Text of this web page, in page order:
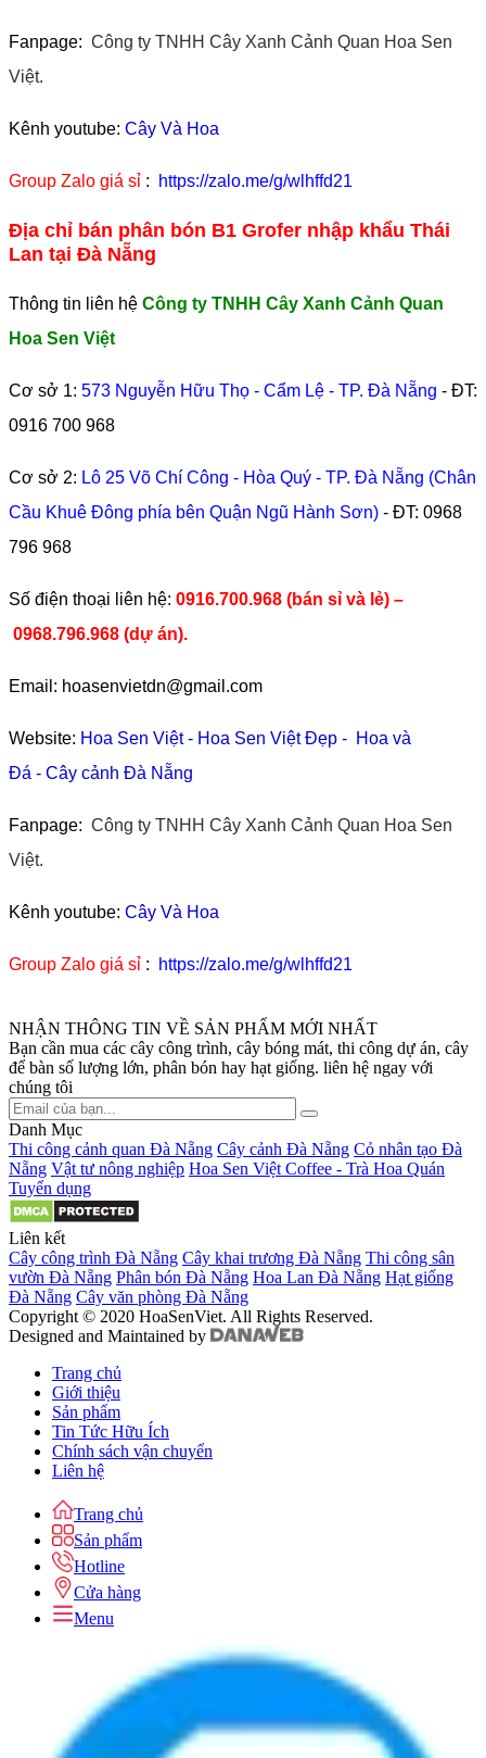
Fanpage: Công ty TNHH Cây Xanh Cảnh Quan Hoa Sen
Việt.
Kênh youtube: Cây Và Hoa
Group Zalo giá sỉ : https://zalo.me/g/wlhffd21
Địa chỉ bán phân bón B1 Grofer nhập khẩu Thái
Lan tại Đà Nẵng
Thông tin liên hệ Công ty TNHH Cây Xanh Cảnh Quan
Hoa Sen Việt
Cơ sở 1: 573 Nguyễn Hữu Thọ - Cẩm Lệ - TP. Đà Nẵng - ĐT:
0916 700 968
Cơ sở 2: Lô 25 Võ Chí Công - Hòa Quý - TP. Đà Nẵng (Chân
Cầu Khuê Đông phía bên Quận Ngũ Hành Sơn) - ĐT: 0968
796 968
​Số điện thoại liên hệ: 0916.700.968 (bán sỉ và lẻ) –
0968.796.968 (dự án).
Email: hoasenvietdn@gmail.com
Website: Hoa Sen Việt- Hoa Sen Việt Đẹp - Hoa và
Đá - Cây cảnh Đà Nẵng
Fanpage: Công ty TNHH Cây Xanh Cảnh Quan Hoa Sen
Việt.
Kênh youtube: Cây Và Hoa
Group Zalo giá sỉ : https://zalo.me/g/wlhffd21
NHẬN THÔNG TIN VỀ SẢN PHẨM MỚI NHẤT
Bạn cần mua các cây công trình, cây bóng mát, thi công dự án, cây
để bàn số lượng lớn, phân bón hay hạt giống. liên hệ ngay với
chúng tôi
Danh Mục
Thi công cảnh quan Đà Nẵng Cây cảnh Đà Nẵng Cỏ nhân tạo Đà
Nẵng Vật tư nông nghiệp Hoa Sen Việt Coffee - Trà Hoa Quán
Tuyển dụng
Liên kết
Cây công trình Đà Nẵng Cây khai trương Đà Nẵng Thi công sân
vườn Đà Nẵng Phân bón Đà Nẵng Hoa Lan Đà Nẵng Hạt giống
Đà Nẵng Cây văn phòng Đà Nẵng
Copyright © 2020 HoaSenViet. All Rights Reserved.
Designed and Maintained by
Trang chủ
Giới thiệu
Sản phẩm
Tin Tức Hữu Ích
Chính sách vận chuyển
Liên hệ
Trang chủ
Sản phẩm
Hotline
Cửa hàng
Menu